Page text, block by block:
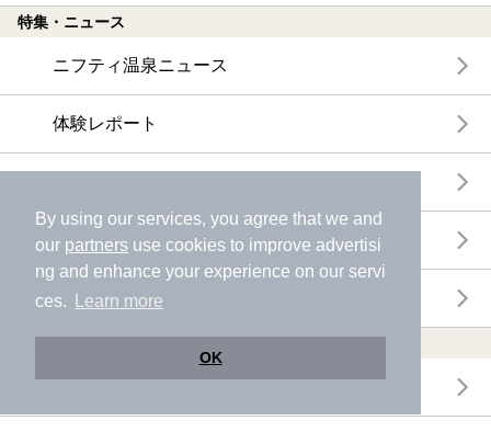
By using our services, you agree that we and
our partners use cookies to improve advertisi
ng and enhance your experience on our servi
ces.
Learn more
OK
特集・ニュース
ニフティ温泉ニュース
体験レポート
特集
ニフティ温泉からのお知らせ